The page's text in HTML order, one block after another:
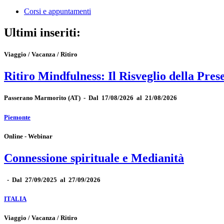
Corsi e appuntamenti
Ultimi inseriti:
Viaggio / Vacanza / Ritiro
Ritiro Mindfulness: Il Risveglio della
Passerano Marmorito (AT) - Dal 17/08/2026 al 21/08/2026
Piemonte
Online - Webinar
Connessione spirituale e Medianità
- Dal 27/09/2025 al 27/09/2026
ITALIA
Viaggio / Vacanza / Ritiro